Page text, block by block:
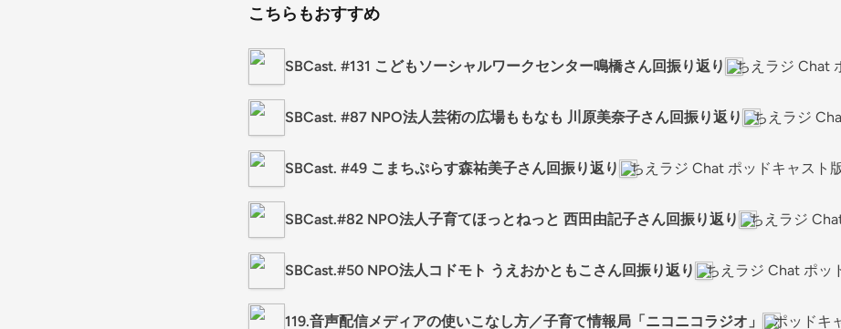
こちらもおすすめ
SBCast. #131 こどもソーシャルワークセンター鳴橋さん回振り返り ちえラジ Chat
SBCast. #87 NPO法人芸術の広場ももなも 川原美奈子さん回振り返り ちえラジ
SBCast. #49 こまちぷらす森祐美子さん回振り返り ちえラジ Chat ポッドキャスト
SBCast.#82 NPO法人子育てほっとねっと 西田由記子さん回振り返り ちえラジ
SBCast.#50 NPO法人コドモト うえおかともこさん回振り返り ちえラジ Chat ポッ
119.音声配信メディアの使いこなし方／子育て情報局「ニコニコラジオ」 ポッドキ